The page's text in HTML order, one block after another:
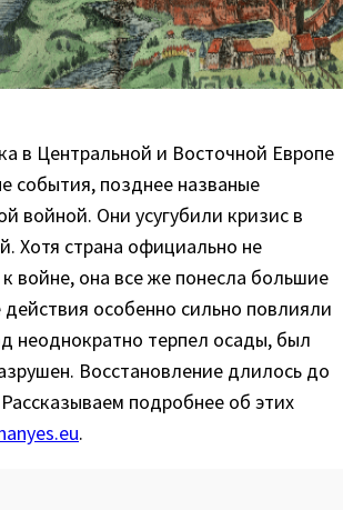
в Центральной и Восточной Европе
события, позднее названые
войной. Они усугубили кризис в
Хотя страна официально не
войне, она все же понесла большие
особенно сильно повлияли
неоднократно терпел осады, был
Восстановление длилось до
подробнее об этих
.